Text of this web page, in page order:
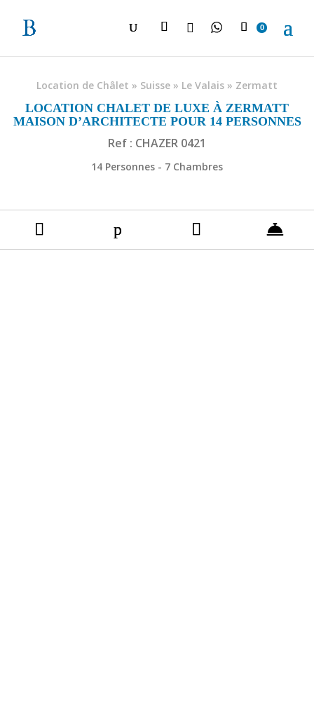
 0
Location de Châlet » Suisse » Le Valais » Zermatt
LOCATION CHALET DE LUXE À ZERMATT
MAISON D’ARCHITECTE POUR 14 PERSONNES
Ref : CHAZER 0421
14 Personnes - 7 Chambres